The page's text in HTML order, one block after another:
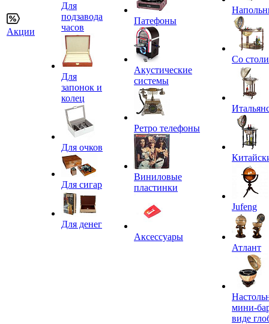
Акции
Для
подзавода
часов
Для
запонок и
колец
Для очков
Для сигар
Для денег
Патефоны
Акустические
системы
Ретро телефоны
Виниловые
пластинки
Аксессуары
Со
Jufeng
Атлант
мини-
виде